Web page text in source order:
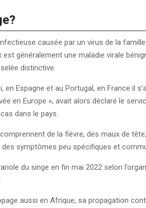
causée par un virus de la
généralement une maladie virale
distinctive.
Espagne et au Portugal, en France il
en Europe », avait alors déclaré le
dans le pays.
de la fièvre, des maux de
symptômes peu spécifiques et
du singe en fin mai 2022 selon
aussi en Afrique, sa propagation